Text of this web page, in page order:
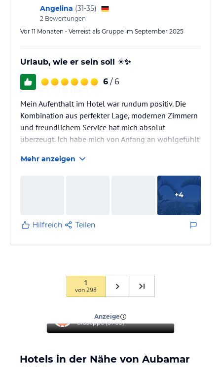
- Nespresso-Kaffeemaschine mit täglich 2
kostenfreien Kapseln Bio-Kaffee
- Bequemes Bett, eher feste Matratze (Topper optional
Negativ
-…
Angelina (31-35)
2 Bewertungen
Vor 11 Monaten • Verreist als Gruppe im September 2025
Urlaub, wie er sein soll ☀️✨
6 / 6
Mein Aufenthalt im Hotel war rundum positiv. Die
Kombination aus perfekter Lage, modernen Zimmern
und freundlichem Service hat mich absolut
überzeugt. Ich habe mich von Anfang an wohlgefühlt
Mehr anzeigen
+4
Hilfreich Teilen
1
von298
Anzeige
Giuseppe (51-55)
Hotels in der Nähe von Aubamar